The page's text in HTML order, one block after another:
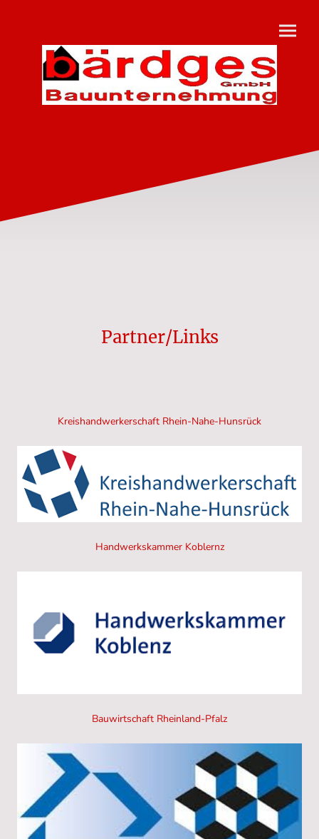
Partner/Links
Kreishandwerkerschaft Rhein-Nahe-Hunsrück
Handwerkskammer Koblernz
Bauwirtschaft Rheinland-Pfalz